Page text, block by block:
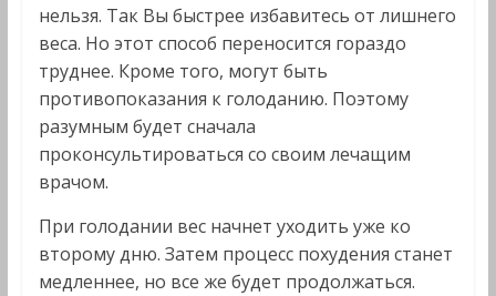
нельзя. Так Вы быстрее избавитесь от лишнего
веса. Но этот способ переносится гораздо
труднее. Кроме того, могут быть
противопоказания к голоданию. Поэтому
разумным будет сначала
проконсультироваться со своим лечащим
врачом.
При голодании вес начнет уходить уже ко
второму дню. Затем процесс похудения станет
медленнее, но все же будет продолжаться.